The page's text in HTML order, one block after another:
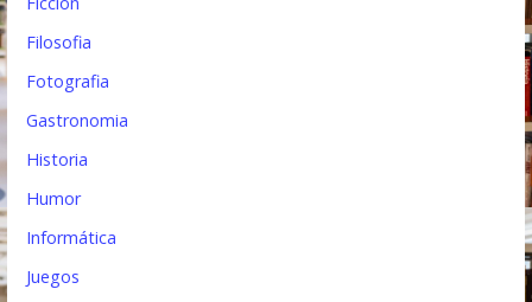
Filosofia
Fotografia
Gastronomia
Historia
Humor
Informática
Juegos